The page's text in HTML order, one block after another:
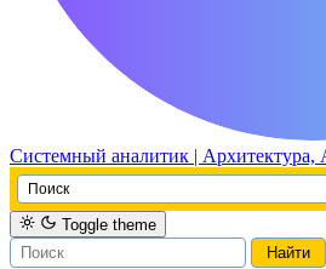
Системный аналитик |
Toggle theme